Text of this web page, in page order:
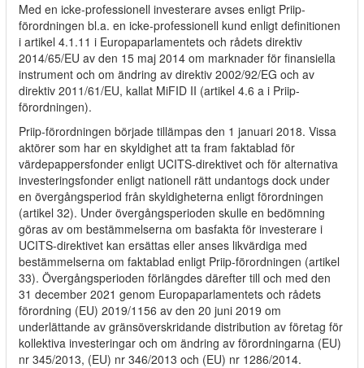
Med en icke-professionell investerare avses enligt Priip-
förordningen bl.a. en icke-professionell kund enligt definitionen
i artikel 4.1.11 i Europaparlamentets och rådets direktiv
2014/65/EU av den 15 maj 2014 om marknader för finansiella
instrument och om ändring av direktiv 2002/92/EG och av
direktiv 2011/61/EU, kallat MiFID II (artikel 4.6 a i Priip-
förordningen).
Priip-förordningen började tillämpas den 1 januari 2018. Vissa
aktörer som har en skyldighet att ta fram faktablad för
värdepappersfonder enligt UCITS-direktivet och för alternativa
investeringsfonder enligt nationell rätt undantogs dock under
en övergångsperiod från skyldigheterna enligt förordningen
(artikel 32). Under övergångsperioden skulle en bedömning
göras av om bestämmelserna om basfakta för investerare i
UCITS-direktivet kan ersättas eller anses likvärdiga med
bestämmelserna om faktablad enligt Priip-förordningen (artikel
33). Övergångsperioden förlängdes därefter till och med den
31 december 2021 genom Europaparlamentets och rådets
förordning (EU) 2019/1156 av den 20 juni 2019 om
underlättande av gränsöverskridande distribution av företag för
kollektiva investeringar och om ändring av förordningarna (EU)
nr 345/2013, (EU) nr 346/2013 och (EU) nr 1286/2014.